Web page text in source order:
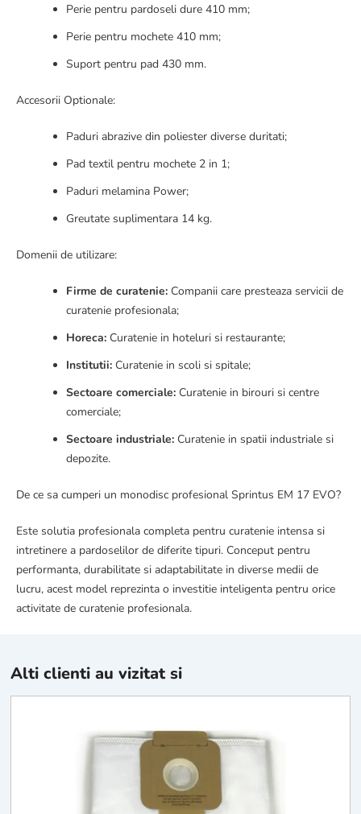
Perie pentru pardoseli dure 410 mm;
Perie pentru mochete 410 mm;
Suport pentru pad 430 mm.
Accesorii Optionale:
Paduri abrazive din poliester diverse duritati;
Pad textil pentru mochete 2 in 1;
Paduri melamina Power;
Greutate suplimentara 14 kg.
Domenii de utilizare:
Firme de curatenie: Companii care presteaza servicii de
curatenie profesionala;
Horeca: Curatenie in hoteluri si restaurante;
Institutii: Curatenie in scoli si spitale;
Sectoare comerciale: Curatenie in birouri si centre
comerciale;
Sectoare industriale: Curatenie in spatii industriale si
depozite.
De ce sa cumperi un monodisc profesional Sprintus EM 17 EVO?
Este solutia profesionala completa pentru curatenie intensa si
intretinere a pardoselilor de diferite tipuri. Conceput pentru
performanta, durabilitate si adaptabilitate in diverse medii de
lucru, acest model reprezinta o investitie inteligenta pentru orice
activitate de curatenie profesionala.
Alti clienti au vizitat si